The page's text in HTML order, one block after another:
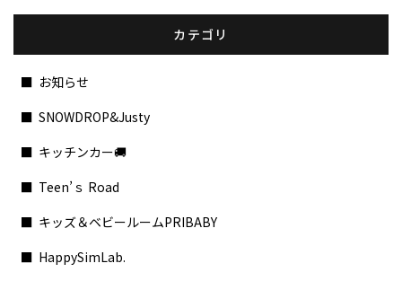
カテゴリ
お知らせ
SNOWDROP&Justy
キッチンカー🚚
Teen’ｓ Road
キッズ＆ベビールームPRIBABY
HappySimLab.